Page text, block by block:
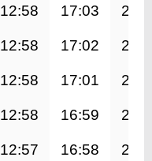
12:58 17:03
12:58 17:02
12:58 17:01
12:58 16:59
12:57 16:58